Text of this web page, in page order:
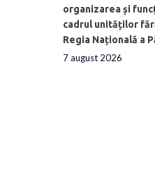
organizarea și
cadrul unităților
Regia Națională a
7 august 2026